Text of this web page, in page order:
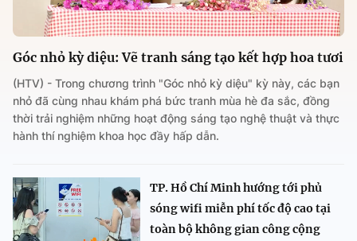
Góc nhỏ kỳ diệu: Vẽ tranh sáng tạo kết hợp hoa tươi
(HTV) - Trong chương trình "Góc nhỏ kỳ diệu" kỳ này, các bạn
nhỏ đã cùng nhau khám phá bức tranh mùa hè đa sắc, đồng
thời trải nghiệm những hoạt động sáng tạo nghệ thuật và thực
hành thí nghiệm khoa học đầy hấp dẫn.
TP. Hồ Chí Minh hướng tới phủ
sóng wifi miễn phí tốc độ cao tại
toàn bộ không gian công cộng